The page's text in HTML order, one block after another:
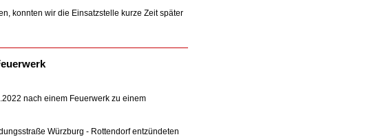
konnten wir die Einsatzstelle kurze Zeit später
nach einem Feuerwerk zu einem
Würzburg - Rottendorf entzündeten